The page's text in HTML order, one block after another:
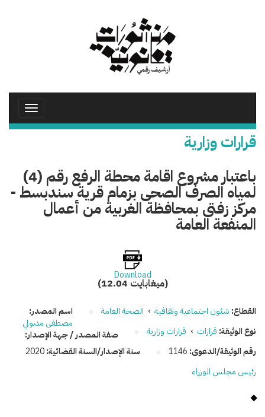
Toggle
قرارات وزارية
باعتبار مشروع اقامة محطة الرفع رقم (4)
لمياه الصرف الصحى بزمام قرية سندبسط -
مركز زفتى بمحافظة الغربية من أعمال
المنفعة العامة
Download
(12.04 ميغابايت)
القطاع: شئون اجتماعية وثقافية › الصحة العامة
نوع الوثيقة: قرارات › قرارات وزارية
رقم الوثيقة/الدعوى: 1146 سنة الإصدار/السنة القضائية:2020
اسم المصدر:
مصطفى مدبولي
صفة المصدر / جهة الإصدار:
رئيس مجلس الوزراء